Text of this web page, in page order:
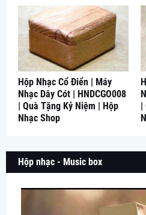
Hộp Nhạc Cổ Điển | Máy
Nhạc Dây Cót | HNDCGO008
| Quà Tặng Kỷ Niệm | Hộp
Nhạc Shop
|
Hộp nhạc - Music box